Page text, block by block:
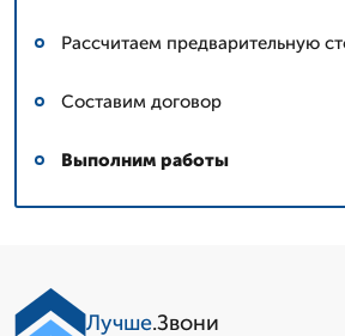
Рассчитаем предварительную
Составим договор
Выполним работы
Лучше.Звони